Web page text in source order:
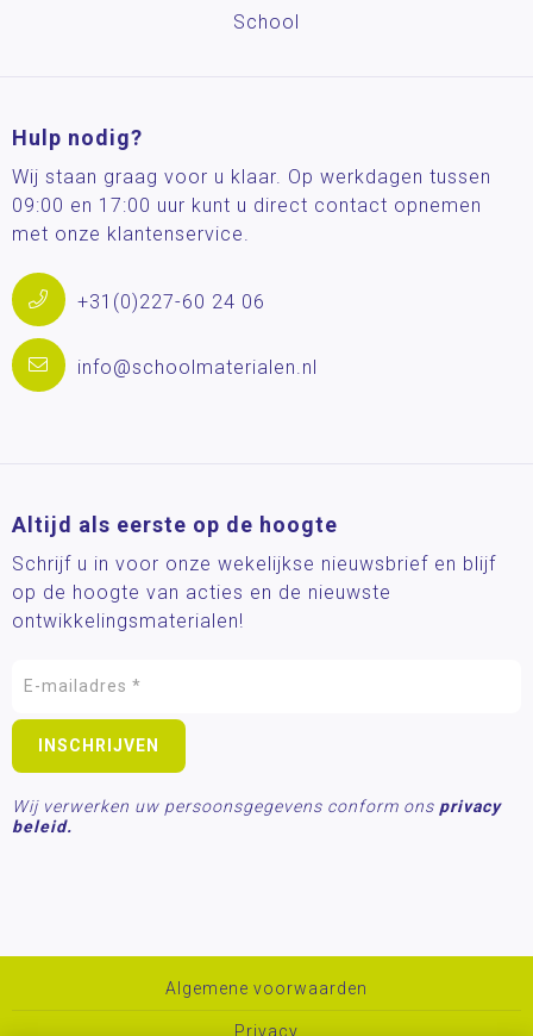
School
Hulp nodig?
Wij staan graag voor u klaar. Op werkdagen tussen
09:00 en 17:00 uur kunt u direct contact opnemen
met onze klantenservice.
+31(0)227-60 24 06
info@schoolmaterialen.nl
Altijd als eerste op de hoogte
Schrijf u in voor onze wekelijkse nieuwsbrief en blijf
op de hoogte van acties en de nieuwste
ontwikkelingsmaterialen!
Wij verwerken uw persoonsgegevens conform ons privacy
beleid.
Algemene voorwaarden
Privacy